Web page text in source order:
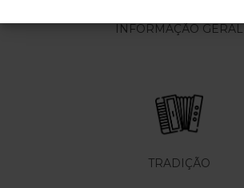
INFORMAÇÃO GERAL
TRADIÇÃO